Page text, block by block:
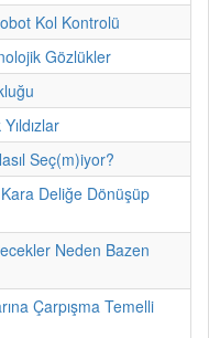
Kol Kontrolü
Gözlükler
Seç(m)iyor?
Deliğe Dönüşüp
Neden Bazen
Çarpışma Temelli